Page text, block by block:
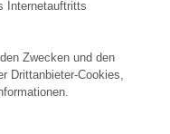
Internetauftritts
Zwecken und den
Drittanbieter-Cookies,